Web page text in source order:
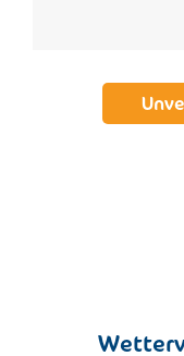
Santa
Sant'Angelo